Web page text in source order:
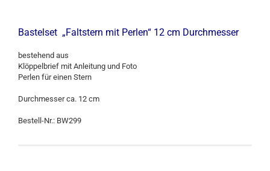
Bastelset „Faltstern mit Perlen“ 12 cm Durchmesser
bestehend aus
Klöppelbrief mit Anleitung und Foto
Perlen für einen Stern
Durchmesser ca. 12 cm
Bestell-Nr.: BW299